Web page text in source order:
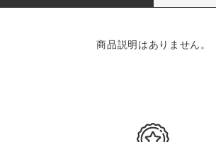
商品説明はありません。